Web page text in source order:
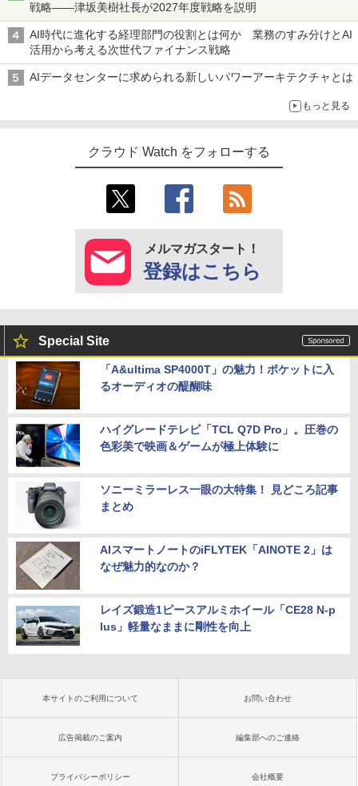
戦略――津坂美樹社長が2027年度戦略を説明
AI時代に進化する経理部門の役割とは何か 業務のすみ分けとAI
活用から考える次世代ファイナンス戦略
AIデータセンターに求められる新しいパワーアーキテクチャとは
もっと見る
クラウド Watch をフォローする
メルマガスタート！
登録はこちら
Special Site
「A&ultima SP4000T」の魅力！ポケットに入
るオーディオの醍醐味
ハイグレードテレビ「TCL Q7D Pro」。圧巻の
色彩美で映画＆ゲームが極上体験に
ソニーミラーレス一眼の大特集！ 見どころ記事
まとめ
AIスマートノートのiFLYTEK「AINOTE 2」は
なぜ魅力的なのか？
レイズ鍛造1ピースアルミホイール「CE28 N-p
lus」軽量なままに剛性を向上
本サイトのご利用について お問い合わせ
広告掲載のご案内 編集部へのご連絡
プライバシーポリシー 会社概要